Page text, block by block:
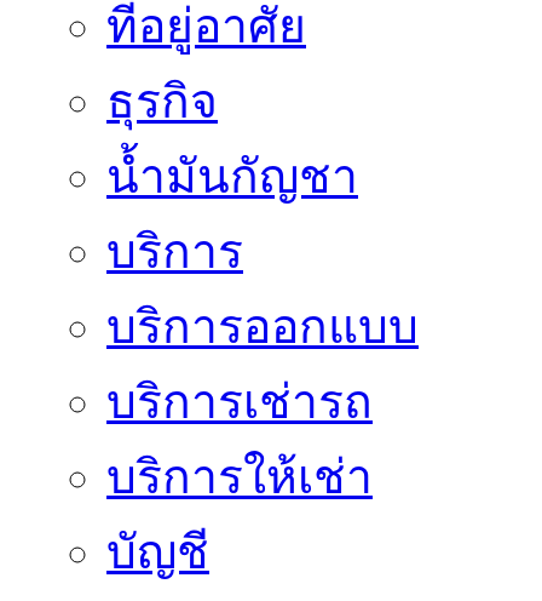
ที่อยู่อาศัย
ธุรกิจ
น้ำมันกัญชา
บริการ
บริการออกแบบ
บริการเช่ารถ
บริการให้เช่า
บัญชี